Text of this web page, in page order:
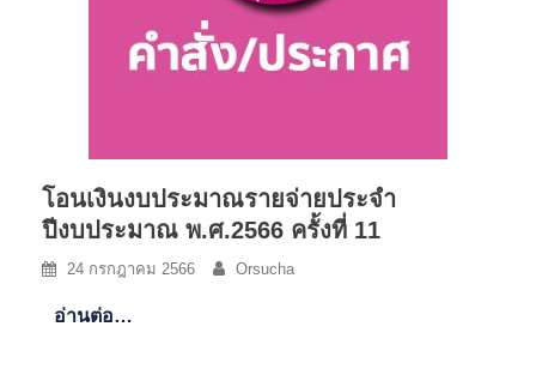
โอนเงินงบประมาณรายจ่ายประจำ
ปีงบประมาณ พ.ศ.2566 ครั้งที่ 11
24 กรกฎาคม 2566 Orsucha
อ่านต่อ…